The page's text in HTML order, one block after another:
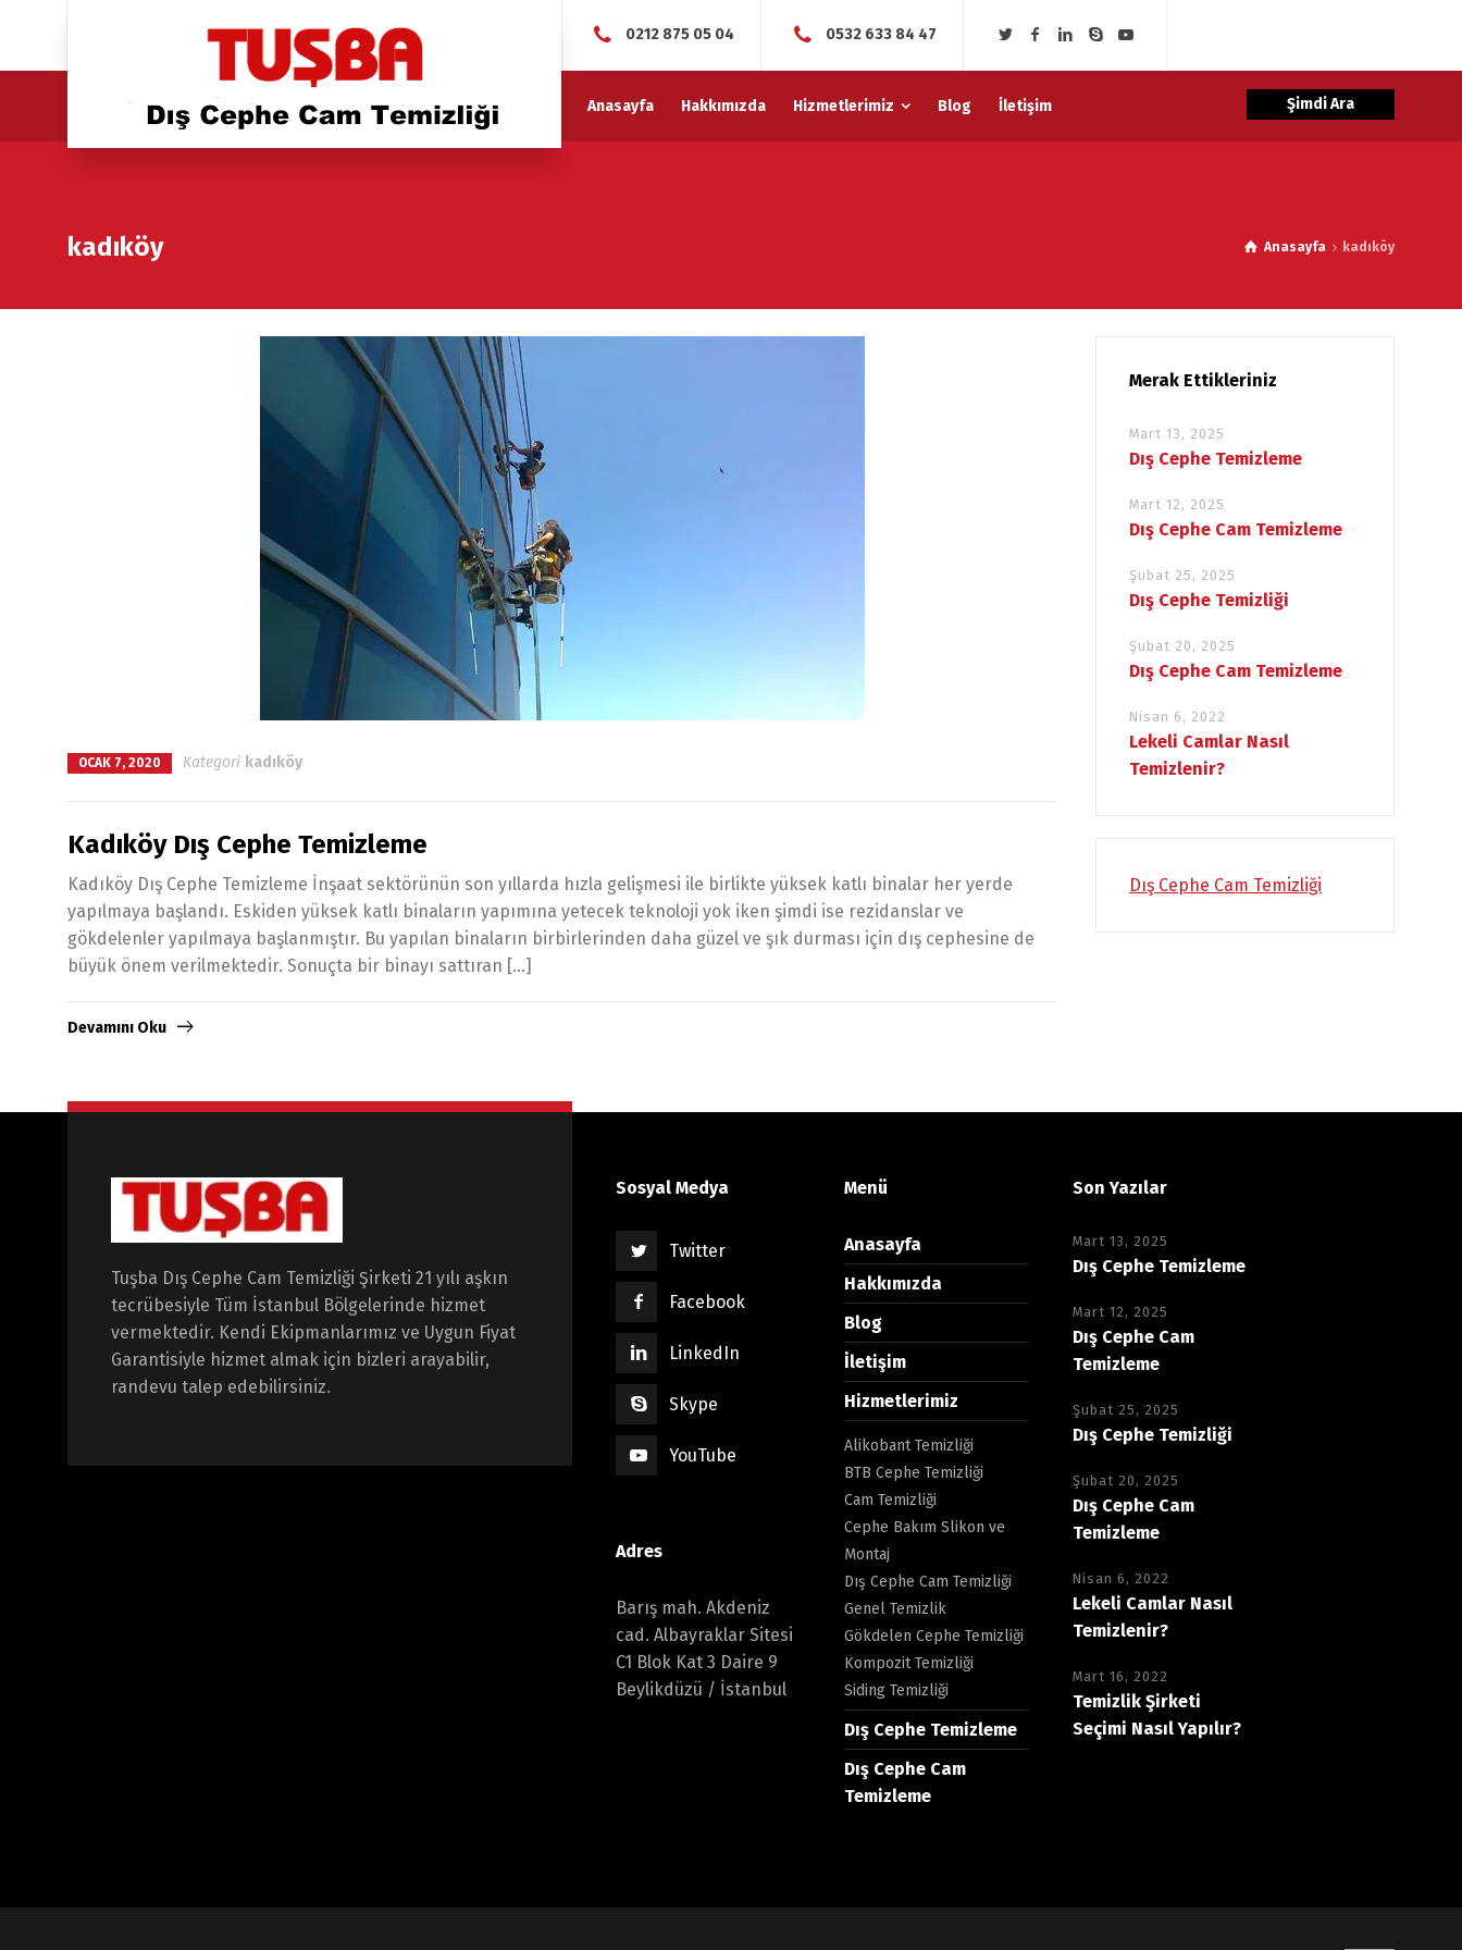
0212 875 05 04 0532 633 84 47
Anasayfa Hakkımızda Hizmetlerimiz Blog İletişim Şimdi Ara
kadıköy Anasayfa kadıköy
OCAK 7, 2020 Kategori kadıköy
Kadıköy Dış Cephe Temizleme
Kadıköy Dış Cephe Temizleme İnşaat sektörünün son yıllarda hızla gelişmesi ile birlikte yüksek katlı binalar her yerde
yapılmaya başlandı. Eskiden yüksek katlı binaların yapımına yetecek teknoloji yok iken şimdi ise rezidanslar ve
gökdelenler yapılmaya başlanmıştır. Bu yapılan binaların birbirlerinden daha güzel ve şık durması için dış cephesine de
büyük önem verilmektedir. Sonuçta bir binayı sattıran […]
Devamını Oku
Merak Ettikleriniz
Mart 13, 2025
Dış Cephe Temizleme
Mart 12, 2025
Dış Cephe Cam Temizleme
Şubat 25, 2025
Dış Cephe Temizliği
Şubat 20, 2025
Dış Cephe Cam Temizleme
Nisan 6, 2022
Lekeli Camlar Nasıl
Temizlenir?
Dış Cephe Cam Temizliği
Tuşba Dış Cephe Cam Temizliği Şirketi 21 yılı aşkın
tecrübesiyle Tüm İstanbul Bölgelerinde hizmet
vermektedir. Kendi Ekipmanlarımız ve Uygun Fiyat
Garantisiyle hizmet almak için bizleri arayabilir,
randevu talep edebilirsiniz.
Sosyal Medya
Twitter
Facebook
LinkedIn
Skype
YouTube
Adres
Barış mah. Akdeniz
cad. Albayraklar Sitesi
C1 Blok Kat 3 Daire 9
Beylikdüzü / İstanbul
Menü
Anasayfa
Hakkımızda
Blog
İletişim
Hizmetlerimiz
Alikobant Temizliği
BTB Cephe Temizliği
Cam Temizliği
Cephe Bakım Slikon ve
Montaj
Dış Cephe Cam Temizliği
Genel Temizlik
Gökdelen Cephe Temizliği
Kompozit Temizliği
Siding Temizliği
Dış Cephe Temizleme
Dış Cephe Cam
Temizleme
Son Yazılar
Mart 13, 2025
Dış Cephe Temizleme
Mart 12, 2025
Dış Cephe Cam
Temizleme
Şubat 25, 2025
Dış Cephe Temizliği
Şubat 20, 2025
Dış Cephe Cam
Temizleme
Nisan 6, 2022
Lekeli Camlar Nasıl
Temizlenir?
Mart 16, 2022
Temizlik Şirketi
Seçimi Nasıl Yapılır?